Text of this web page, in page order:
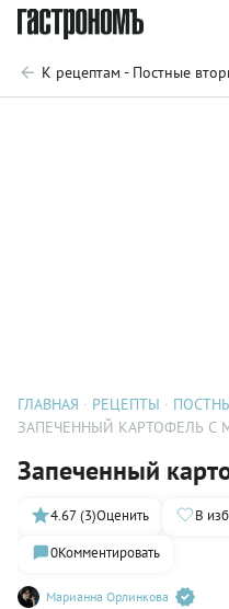
К рецептам - Постные
ГЛАВНАЯ РЕЦЕПТЫ
ЗАПЕЧЕННЫЙ КАРТОФЕЛЬ С
Запеченный
Марианна Орлинкова
4.67 (3)Оценить В
0Комментировать